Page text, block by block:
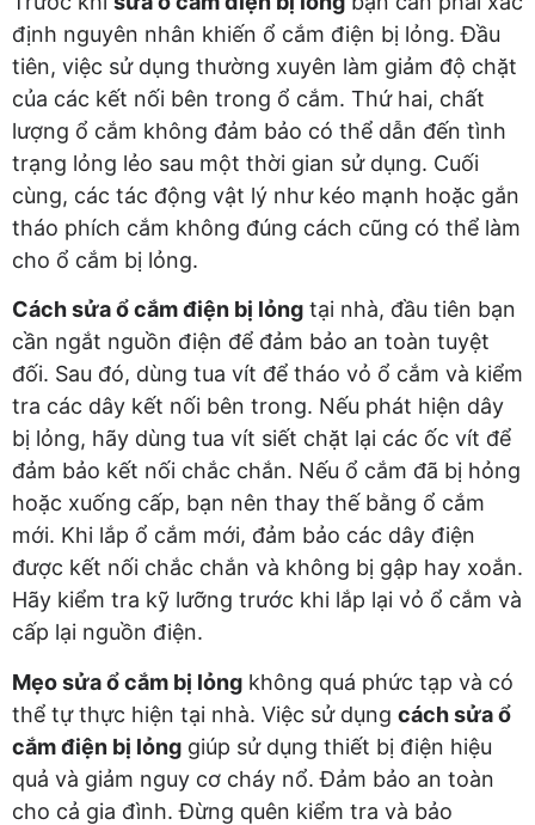
định nguyên nhân khiến ổ cắm điện bị lỏng. Đầu
tiên, việc sử dụng thường xuyên làm giảm độ chặt
của các kết nối bên trong ổ cắm. Thứ hai, chất
lượng ổ cắm không đảm bảo có thể dẫn đến tình
trạng lỏng lẻo sau một thời gian sử dụng. Cuối
cùng, các tác động vật lý như kéo mạnh hoặc gắn
tháo phích cắm không đúng cách cũng có thể làm
cho ổ cắm bị lỏng.
Cách sửa ổ cắm điện bị lỏng tại nhà, đầu tiên bạn
cần ngắt nguồn điện để đảm bảo an toàn tuyệt
đối. Sau đó, dùng tua vít để tháo vỏ ổ cắm và kiểm
tra các dây kết nối bên trong. Nếu phát hiện dây
bị lỏng, hãy dùng tua vít siết chặt lại các ốc vít để
đảm bảo kết nối chắc chắn. Nếu ổ cắm đã bị hỏng
hoặc xuống cấp, bạn nên thay thế bằng ổ cắm
mới. Khi lắp ổ cắm mới, đảm bảo các dây điện
được kết nối chắc chắn và không bị gập hay xoắn.
Hãy kiểm tra kỹ lưỡng trước khi lắp lại vỏ ổ cắm và
cấp lại nguồn điện.
Mẹo sửa ổ cắm bị lỏng không quá phức tạp và có
thể tự thực hiện tại nhà. Việc sử dụng cách sửa ổ
cắm điện bị lỏng giúp sử dụng thiết bị điện hiệu
quả và giảm nguy cơ cháy nổ. Đảm bảo an toàn
cho cả gia đình. Đừng quên kiểm tra và bảo